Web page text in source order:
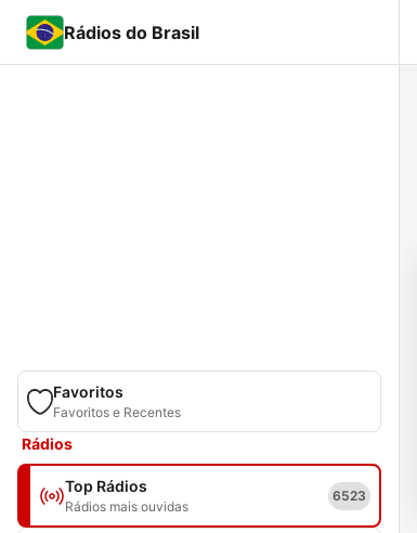
Rádios do Brasil
Favoritos
Favoritos e Recentes
Rádios
Top Rádios
Rádios mais ouvidas
6523